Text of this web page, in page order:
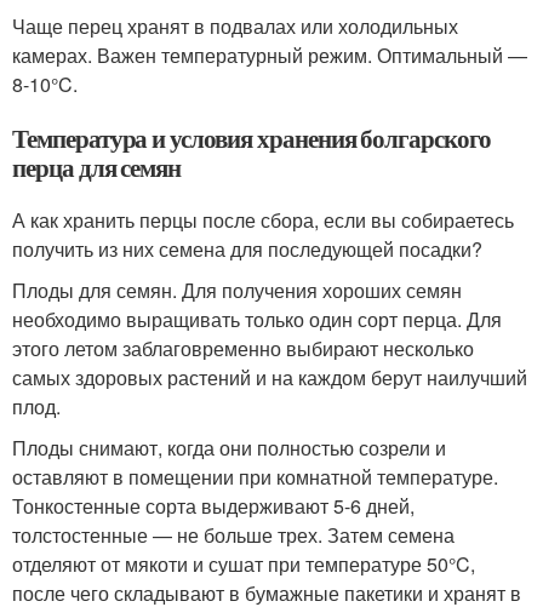
Чаще перец хранят в подвалах или холодильных
камерах. Важен температурный режим. Оптимальный —
8-10°C.
Температура и условия хранения болгарского
перца для семян
А как хранить перцы после сбора, если вы собираетесь
получить из них семена для последующей посадки?
Плоды для семян. Для получения хороших семян
необходимо выращивать только один сорт перца. Для
этого летом заблаговременно выбирают несколько
самых здоровых растений и на каждом берут наилучший
плод.
Плоды снимают, когда они полностью созрели и
оставляют в помещении при комнатной температуре.
Тонкостенные сорта выдерживают 5-6 дней,
толстостенные — не больше трех. Затем семена
отделяют от мякоти и сушат при температуре 50°C,
после чего складывают в бумажные пакетики и хранят в